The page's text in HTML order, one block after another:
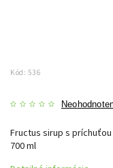
Kód: 536
Fructus sirup s
700 ml